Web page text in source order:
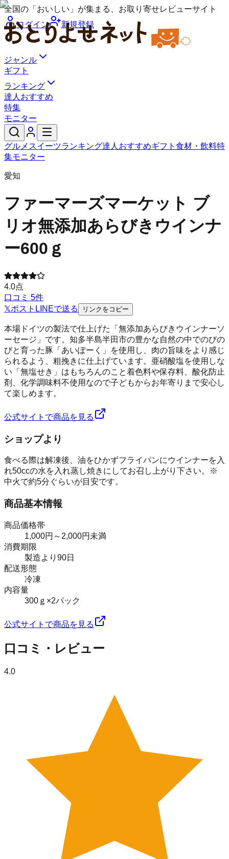
全国の「おいしい」が集まる、お取り寄せレビューサイト
ログイン
新規登録
ジャンル
ギフト
ランキング
達人おすすめ
特集
モニター
グルメ スイーツランキング達人おすすめギフト 食材・飲料特
集モニター
愛知
ファーマーズマーケット ブ
リオ無添加あらびきウインナ
ー600ｇ
4.0点
口コミ 5件
𝕏ポスト LINEで送る リンクをコピー
本場ドイツの製法で仕上げた「無添加あらびきウインナーソ
ーセージ」です。知多半島半田市の豊かな自然の中でのびの
びと育った豚「あいぽーく」を使用し、肉の旨味をより感じ
られるよう、粗挽きに仕上げています。亜硝酸塩を使用しな
い「無塩せき」はもちろんのこと着色料や保存料、酸化防止
剤、化学調味料不使用なので子どもからお年寄りまで安心し
て楽しめます。
公式サイトで商品を見る
ショップより
食べる際は解凍後、油をひかずフライパンにウインナーを入
れ50ccの水を入れ蒸し焼きにしてお召し上がり下さい。※
中火で約5分ぐらいが目安です。
商品基本情報
商品価格帯
1,000円～2,000円未満
消費期限
製造より90日
配送形態
冷凍
内容量
300ｇ×2パック
公式サイトで商品を見る
口コミ・レビュー
4.0